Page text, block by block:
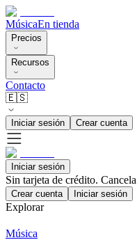
MúsicaEn tienda
Precios
Recursos
Contacto
🇪🇸
Iniciar sesión Crear cuenta
Iniciar sesión
Sin tarjeta de crédito.
Crear cuenta Iniciar sesión
Explorar
Música